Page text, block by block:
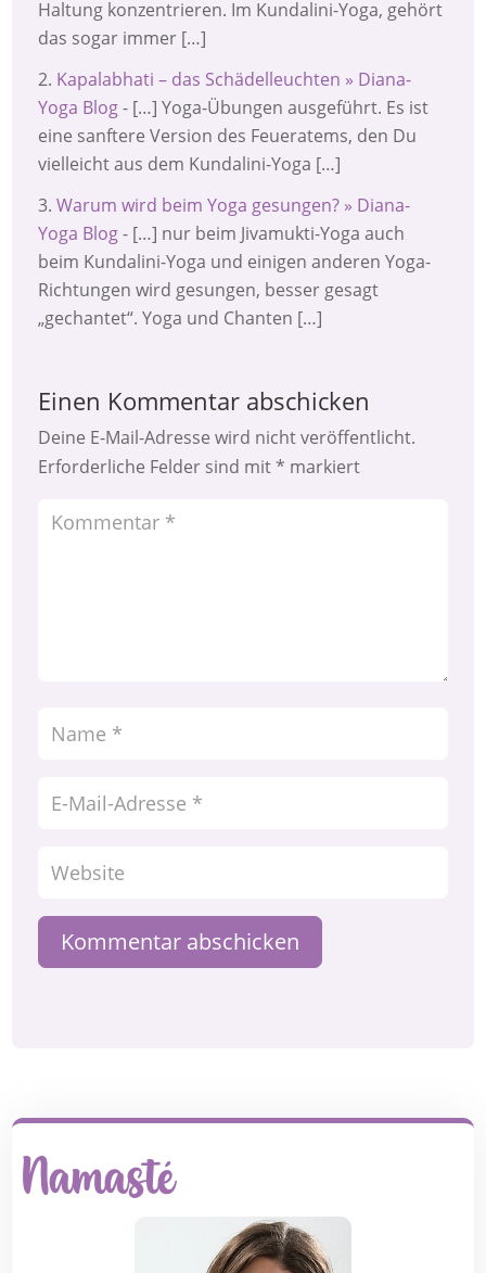
Haltung konzentrieren. Im Kundalini-Yoga, gehört
das sogar immer […]
Kapalabhati – das Schädelleuchten » Diana-
Yoga Blog- […] Yoga-Übungen ausgeführt. Es ist
eine sanftere Version des Feueratems, den Du
vielleicht aus dem Kundalini-Yoga […]
Warum wird beim Yoga gesungen? » Diana-
Yoga Blog- […] nur beim Jivamukti-Yoga auch
beim Kundalini-Yoga und einigen anderen Yoga-
Richtungen wird gesungen, besser gesagt
„gechantet“. Yoga und Chanten […]
Einen Kommentar abschicken
Deine E-Mail-Adresse wird nicht veröffentlicht.
Erforderliche Felder sind mit* markiert
Kommentar abschicken
Namasté